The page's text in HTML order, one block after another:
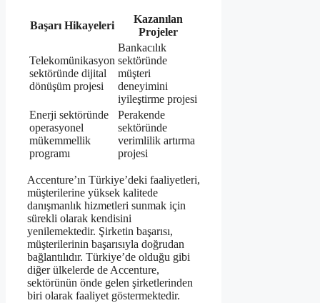
Başarı Hikayeleri
Kazanılan
Projeler
Telekomünikasyon
sektöründe dijital
dönüşüm projesi
Bankacılık
sektöründe
müşteri
deneyimini
iyileştirme projesi
Enerji sektöründe
operasyonel
mükemmellik
programı
Perakende
sektöründe
verimlilik artırma
projesi
Accenture’ın Türkiye’deki faaliyetleri,
müşterilerine yüksek kalitede
danışmanlık hizmetleri sunmak için
sürekli olarak kendisini
yenilemektedir. Şirketin başarısı,
müşterilerinin başarısıyla doğrudan
bağlantılıdır. Türkiye’de olduğu gibi
diğer ülkelerde de Accenture,
sektörünün önde gelen şirketlerinden
biri olarak faaliyet göstermektedir.